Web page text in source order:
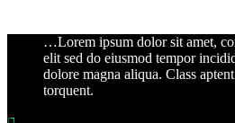
…Lorem ipsum dolor sit amet,
elit sed do eiusmod tempor
dolore magna aliqua. Class
torquent.
Lorem ipsum dolor sit amet,